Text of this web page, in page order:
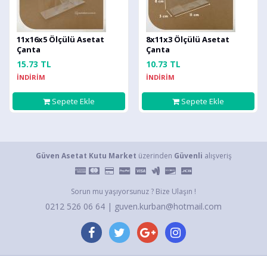
11x16x5 Ölçülü Asetat
Çanta
15.73 TL
İNDİRİM
Sepete Ekle
8x11x3 Ölçülü Asetat
Çanta
10.73 TL
İNDİRİM
Sepete Ekle
Güven Asetat Kutu Market üzerinden Güvenli alışveriş
Sorun mu yaşıyorsunuz ? Bize Ulaşın !
0212 526 06 64 | guven.kurban@hotmail.com